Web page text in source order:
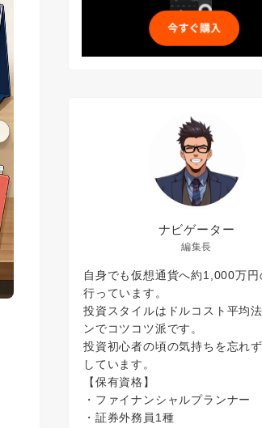
ナビゲーター
編集長
自身でも仮想通貨へ約1,000万円
行っています。
投資スタイルはドルコスト平均
ンでコツコツ派です。
投資初心者の頃の気持ちを忘れ
しています。
【保有資格】
・ファイナンシャルプランナー
・証券外務員1種